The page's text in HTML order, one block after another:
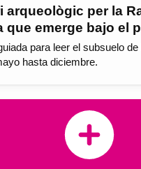
arqueològic per la
que emerge bajo el
para leer el subsuelo
hasta diciembre.